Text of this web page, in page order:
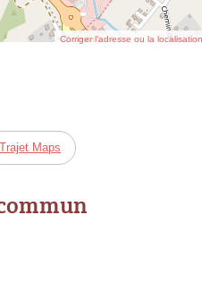
Corriger l’adresse ou la localisation
Trajet Maps